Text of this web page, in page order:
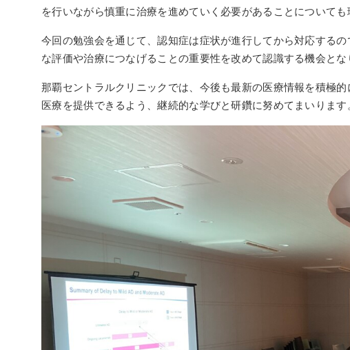
を行いながら慎重に治療を進めていく必要があることについても
今回の勉強会を通じて、認知症は症状が進行してから対応する
な評価や治療につなげることの重要性を改めて認識する機会とな
那覇セントラルクリニックでは、今後も最新の医療情報を積極
医療を提供できるよう、継続的な学びと研鑽に努めてまいります